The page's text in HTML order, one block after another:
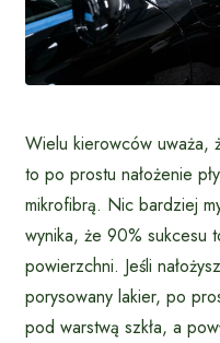
Wielu kierowców uważa,
to po prostu nałożenie
mikrofibrą. Nic bardziej
wynika, że 90% sukcesu
powierzchni. Jeśli
porysowany lakier, po
pod warstwą szkła, a